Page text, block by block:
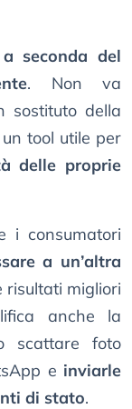
seconda del
. Non va
sostituto della
tool utile per
delle proprie
i consumatori
a un’altra
risultati migliori
anche la
scattare foto
e inviarle
di stato.